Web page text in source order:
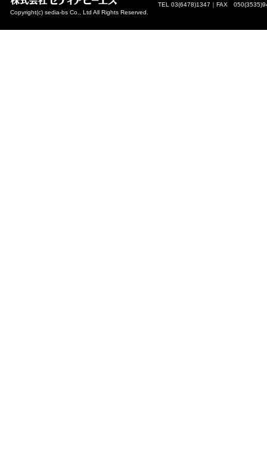
TEL 03(6478)1347｜FAX
Copyright(c) sedia-bs Co., Ltd All Rights Reserved.